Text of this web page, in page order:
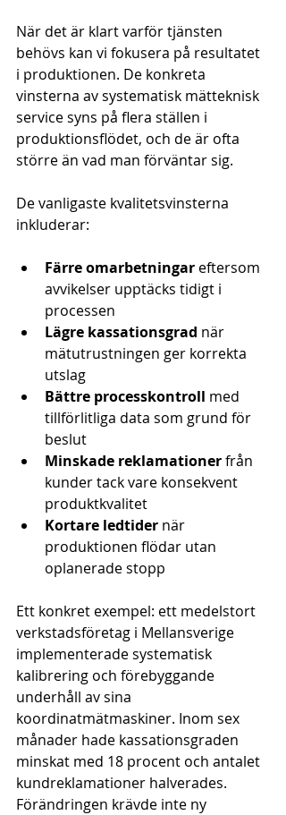
När det är klart varför tjänsten
behövs kan vi fokusera på resultatet
i produktionen. De konkreta
vinsterna av systematisk mätteknisk
service syns på flera ställen i
produktionsflödet, och de är ofta
större än vad man förväntar sig.
De vanligaste kvalitetsvinsterna
inkluderar:
Färre omarbetningar eftersom
avvikelser upptäcks tidigt i
processen
Lägre kassationsgrad när
mätutrustningen ger korrekta
utslag
Bättre processkontroll med
tillförlitliga data som grund för
beslut
Minskade reklamationer från
kunder tack vare konsekvent
produktkvalitet
Kortare ledtider när
produktionen flödar utan
oplanerade stopp
Ett konkret exempel: ett medelstort
verkstadsföretag i Mellansverige
implementerade systematisk
kalibrering och förebyggande
underhåll av sina
koordinatmätmaskiner. Inom sex
månader hade kassationsgraden
minskat med 18 procent och antalet
kundreklamationer halverades.
Förändringen krävde inte ny